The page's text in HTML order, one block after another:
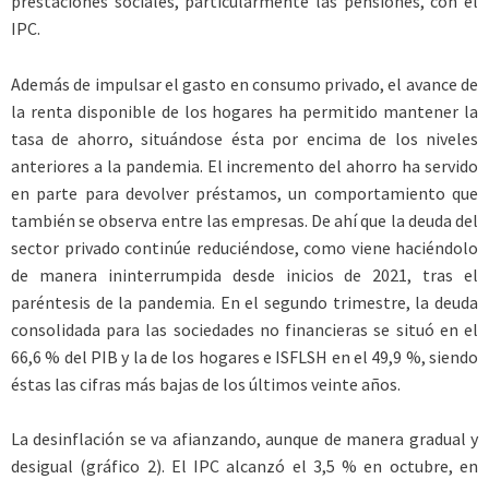
IPC.
Además de impulsar el gasto en consumo privado, el avance de
la renta disponible de los hogares ha permitido mantener la
tasa de ahorro, situándose ésta por encima de los niveles
anteriores a la pandemia. El incremento del ahorro ha servido
en parte para devolver préstamos, un comportamiento que
también se observa entre las empresas. De ahí que la deuda del
sector privado continúe reduciéndose, como viene haciéndolo
de manera ininterrumpida desde inicios de 2021, tras el
paréntesis de la pandemia. En el segundo trimestre, la deuda
consolidada para las sociedades no financieras se situó en el
66,6 % del PIB y la de los hogares e ISFLSH en el 49,9 %, siendo
éstas las cifras más bajas de los últimos veinte años.
La desinflación se va afianzando, aunque de manera gradual y
desigual (gráfico 2). El IPC alcanzó el 3,5 % en octubre, en